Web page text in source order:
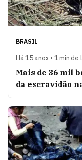
BRASIL
Há 15 anos • 1 min
Mais de 36 mil
da escravidão